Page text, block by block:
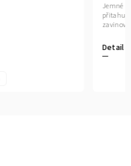
Detail
Jemné
přitahují